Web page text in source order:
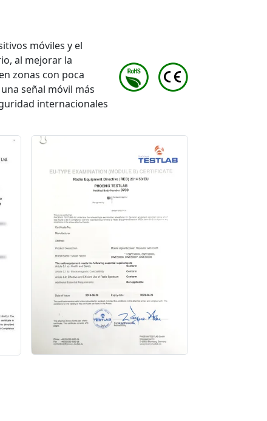
móviles y el
al mejorar la
zonas con poca
señal móvil más
internacionales